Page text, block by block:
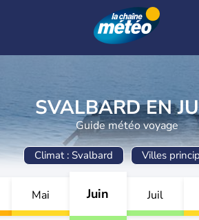
SVALBARD EN
Guide météo voyage
Climat : Svalbard Villes
Mai Juin Juil